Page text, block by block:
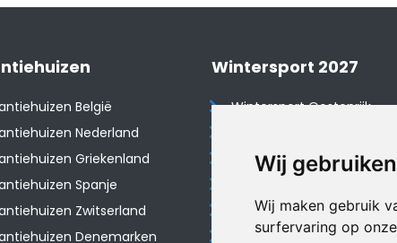
Wij
Wij maken gebruik
surfervaring op
België
Nederland
Griekenland
Spanje
Zwitserland
Denemarken
Wintersport 2027
Wintersport Oostenrijk
Wintersport Tsjechië
Wintersport Duitsland
Wintersport Italië